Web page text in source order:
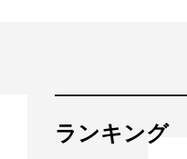
ランキング